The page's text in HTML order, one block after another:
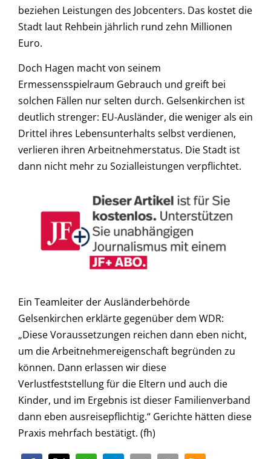
beziehen Leistungen des Jobcenters. Das kostet die
Stadt laut Rehbein jährlich rund zehn Millionen
Euro.
Doch Hagen macht von seinem
Ermessensspielraum Gebrauch und greift bei
solchen Fällen nur selten durch. Gelsenkirchen ist
deutlich strenger: EU-Ausländer, die weniger als ein
Drittel ihres Lebensunterhalts selbst verdienen,
verlieren ihren Arbeitnehmerstatus. Die Stadt ist
dann nicht mehr zu Sozialleistungen verpflichtet.
Ein Teamleiter der Ausländerbehörde
Gelsenkirchen erklärte gegenüber dem WDR:
„Diese Voraussetzungen reichen dann eben nicht,
um die Arbeitnehmereigenschaft begründen zu
können. Dann erlassen wir diese
Verlustfeststellung für die Eltern und auch die
Kinder, und im Ergebnis ist dieser Familienverband
dann eben ausreisepflichtig.“ Gerichte hätten diese
Praxis mehrfach bestätigt. (fh)